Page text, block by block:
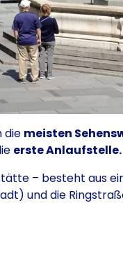
die meisten
erste Anlaufstelle.
– besteht aus
und die